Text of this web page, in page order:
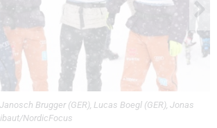
Brugger (GER), Lucas Boegl (GER), Jonas
NordicFocus